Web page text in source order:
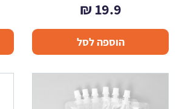
19.9
₪
הוספה לסל